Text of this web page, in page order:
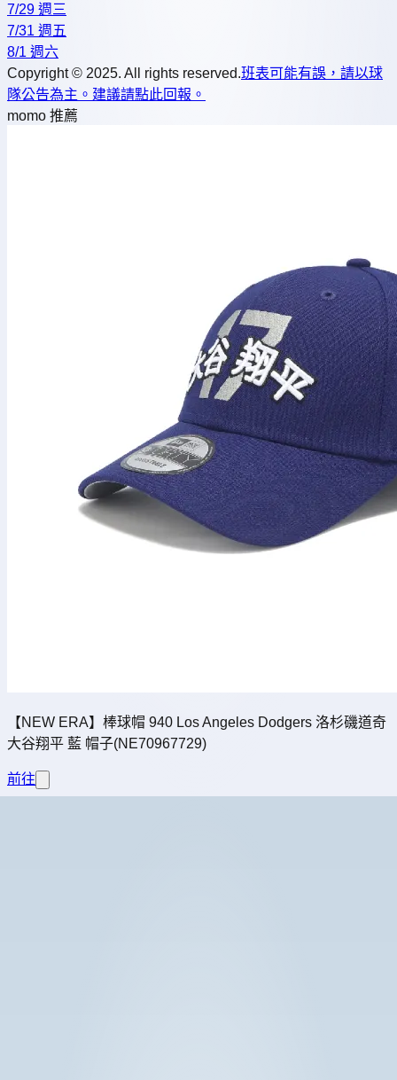
7/29 週三
7/31 週五
8/1 週六
Copyright © 2025. All rights reserved.班表可能有誤，請以球
隊公告為主。建議請點此回報。
momo 推薦
【NEW ERA】棒球帽 940 Los Angeles Dodgers 洛杉磯道奇
大谷翔平 藍 帽子(NE70967729)
前往